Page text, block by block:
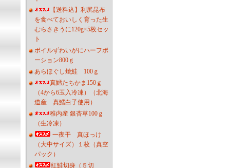
【送料込】利尻昆布
を食べておいしく育った生
むらさきうに120g×5枚セッ
ト
ボイルずわいがにハーフポ
ーション800ｇ
あらほぐし焼鮭 100ｇ
真鱈たちかま150ｇ
（4から6玉入冷凍）（北海
道産 真鱈白子使用）
稚内産 銀杏草100ｇ
（生冷凍）
一夜干 真ほっけ
（大中サイズ）１枚（真空
パック）
紅鮭切身（５切